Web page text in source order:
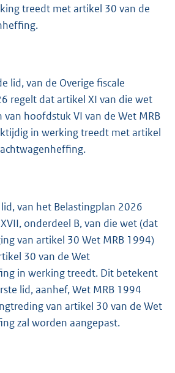
treedt met artikel 30 van de
lid, van de Overige fiscale
regelt dat artikel XI van die wet
van hoofdstuk VI van de Wet MRB
in werking treedt met artikel
van het Belastingplan 2026
onderdeel B, van die wet (dat
van artikel 30 Wet MRB 1994)
30 van de Wet
in werking treedt. Dit betekent
lid, aanhef, Wet MRB 1994
van artikel 30 van de Wet
zal worden aangepast.